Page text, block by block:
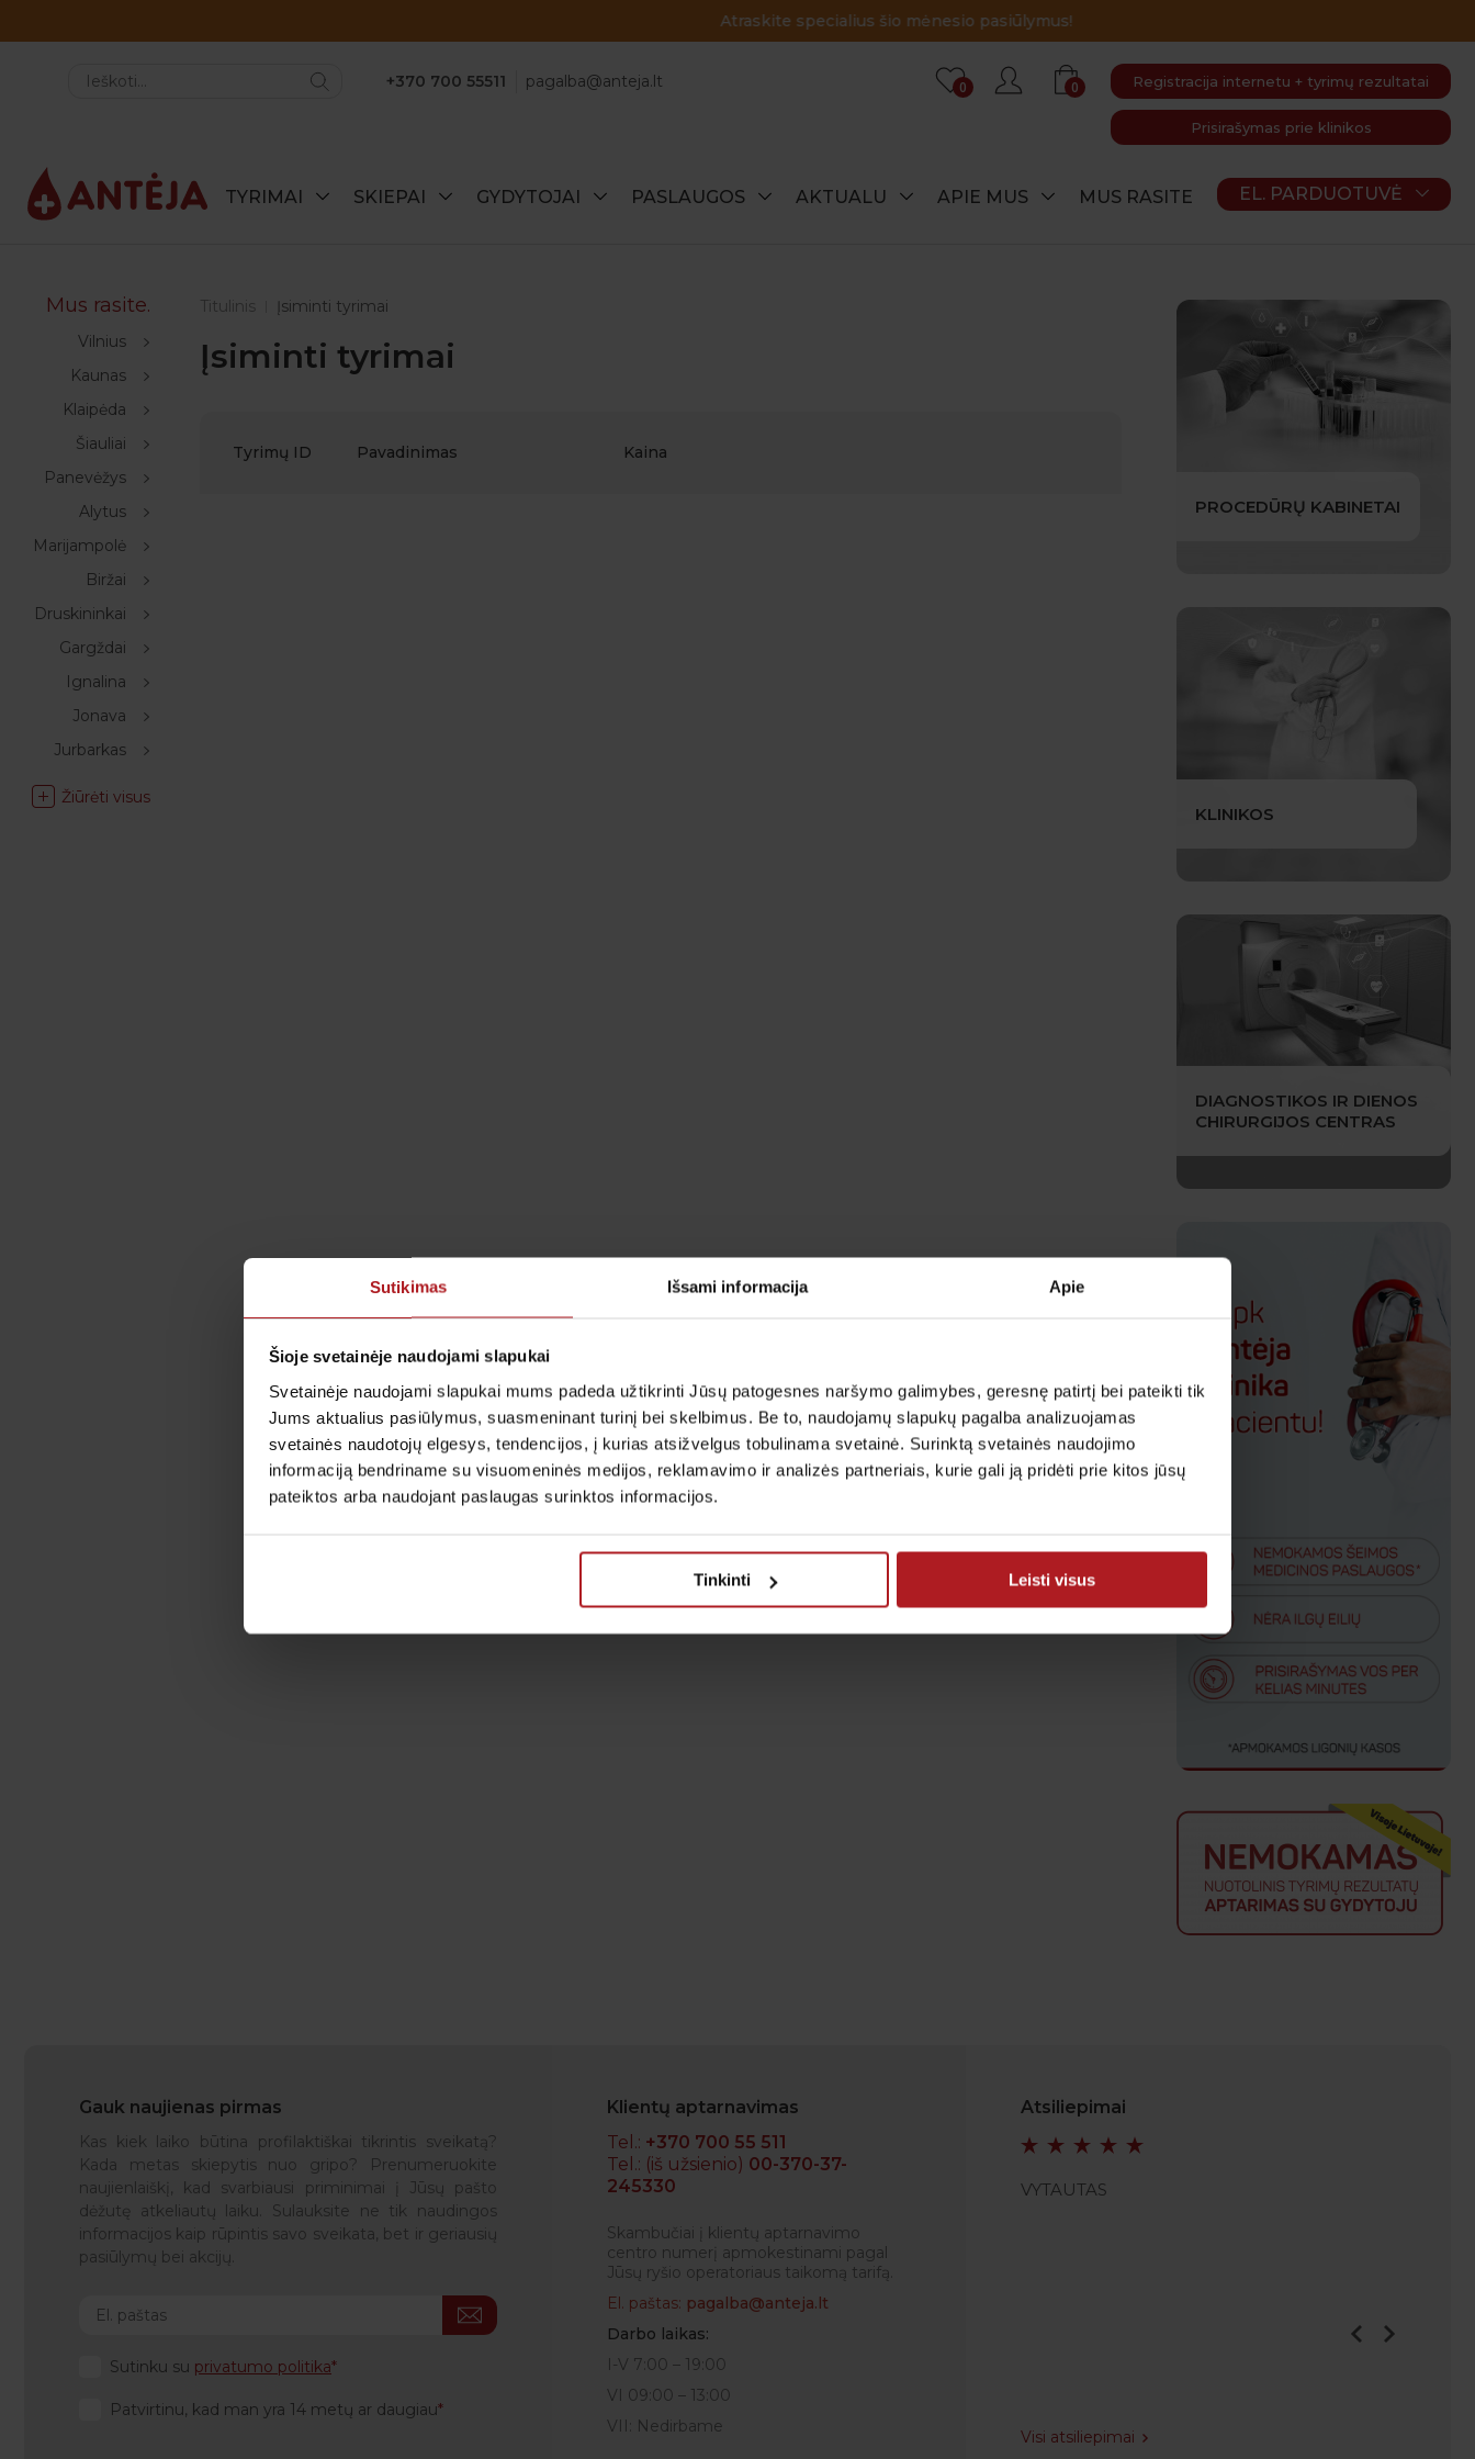
Sutikimas Išsami informacija Apie
Šioje svetainėje naudojami slapukai
Svetainėje naudojami slapukai mums padeda užtikrinti Jūsų patogesnes naršymo galimybes, geresnę patirtį bei pateikti tik
Jums aktualius pasiūlymus, suasmeninant turinį bei skelbimus. Be to, naudojamų slapukų pagalba analizuojamas
svetainės naudotojų elgesys, tendencijos, į kurias atsižvelgus tobulinama svetainė. Surinktą svetainės naudojimo
informaciją bendriname su visuomeninės medijos, reklamavimo ir analizės partneriais, kurie gali ją pridėti prie kitos jūsų
pateiktos arba naudojant paslaugas surinktos informacijos.
Tinkinti Leisti visus
Atraskite specialius šio mėnesio pasiūlymus!
+370 700 55511 pagalba@anteja.lt Registracija internetu + tyrimų rezultatai
Prisirašymas prie klinikos
0 0
TYRIMAI SKIEPAI GYDYTOJAI PASLAUGOS AKTUALU APIE MUS MUS RASITE EL. PARDUOTUVĖ
Mus rasite.
Vilnius
Kaunas
Klaipėda
Šiauliai
Panevėžys
Alytus
Marijampolė
Biržai
Druskininkai
Gargždai
Ignalina
Jonava
Jurbarkas
Žiūrėti visus
Titulinis Įsiminti tyrimai
Įsiminti tyrimai
Tyrimų ID Pavadinimas Kaina
PROCEDŪRŲ KABINETAI
KLINIKOS
DIAGNOSTIKOS IR DIENOS
CHIRURGIJOS CENTRAS
Gauk naujienas pirmas
Kas kiek laiko būtina profilaktiškai tikrintis sveikatą?
Kada metas skiepytis nuo gripo? Prenumeruokite
naujienlaiškį, kad svarbiausi priminimai į Jūsų pašto
dėžutę atkeliautų laiku. Sulauksite ne tik naudingos
informacijos kaip rūpintis savo sveikata, bet ir geriausių
pasiūlymų bei akcijų.
Sutinku su privatumo politika
Patvirtinu, kad man yra 14 metų ar daugiau
Klientų aptarnavimas
Tel.: +370 700 55 511
Tel.: (iš užsienio) 00-370-37-
245330
Skambučiai į klientų aptarnavimo
centro numerį apmokestinami pagal
Jūsų ryšio operatoriaus taikomą tarifą.
El. paštas: pagalba@anteja.lt
Darbo laikas:
I-V 7:00 – 19:00
VI 09:00 – 13:00
VII: Nedirbame
Atsiliepimai
IGLĖ VYTAUTAS
Visi atsiliepimai